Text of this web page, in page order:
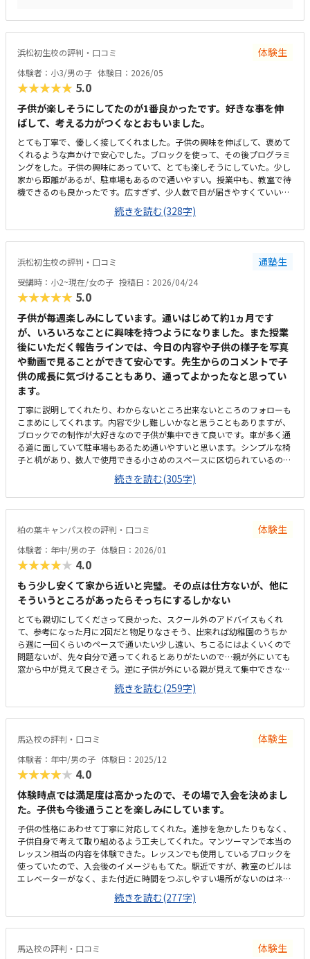
れば自由に組み立てて遊べたり何より先生が肯定的な言葉掛けをしていた
ので好印象でした。
浜松初生校の評判・口コミ 体験生
体験者：小3/男の子 体験日：2026/05
★★★★★ 5.0
子供が楽しそうにしてたのが1番良かったです。好きな事を伸
ばして、考える力がつくなとおもいました。
とても丁寧で、優しく接してくれました。子供の興味を伸ばして、褒めて
くれるような声かけで安心でした。ブロックを使って、その後プログラミ
ングをした。子供の興味にあっていて、とても楽しそうにしていた。少し
家から距離があるが、駐車場もあるので通いやすい。授業中も、教室で待
機できるのも良かったです。広すぎず、少人数で目が届きやすくていいと
思う。子供同士もお互いの作ったものなど見たり、お互い話したりできそ
う。初期費用が少ないので助かります。入会時にブロックなど購入が必要
になると高額だと思うので、よかったです。子供の発想力、興味などに合
わせて伸ばしていってもらえそうでよかった。レゴを、自分で考えて作る
ことが好きなので、今回ブロック作りがとても楽しかったようです。
続きを読む(328字)
浜松初生校の評判・口コミ 通塾生
受講時：小2~現在/女の子 投稿日：2026/04/24
★★★★★ 5.0
子供が毎週楽しみにしています。通いはじめて約1ヵ月です
が、いろいろなことに興味を持つようになりました。また授業
後にいただく報告ラインでは、今日の内容や子供の様子を写真
や動画で見ることができて安心です。先生からのコメントで子
供の成長に気づけることもあり、通ってよかったなと思ってい
ます。
丁寧に説明してくれたり、わからないところ出来ないところのフォローも
こまめにしてくれます。内容で少し難しいかなと思うこともありますが、
ブロックでの制作が大好きなので子供が集中できて良いです。車が多く通
る道に面していて駐車場もあるため通いやすいと思います。シンプルな椅
子と机があり、数人で使用できる小さめのスペースに区切られているの
で、子供が集中して授業が受けられて良いです。毎月の授業料は想像して
いた金額と同じくらいでした。入会金など他の費用については開始のタイ
ミングがよく、無料だったのでとてもありがたいです。最初は座って勉強
しますが、その後習ったことをすぐブロックで形にできるので授業がとて
続きを読む(305字)
柏の葉キャンパス校の評判・口コミ 体験生
体験者：年中/男の子 体験日：2026/01
★★★★★ 4.0
もう少し安くて家から近いと完璧。その点は仕方ないが、他に
そういうところがあったらそっちにするしかない
とても親切にしてくださって良かった、スクール外のアドバイスもくれ
て、参考になった月に2回だと物足りなさそう、出来れば幼稚園のうちか
ら週に一回くらいのペースで通いたい少し遠い、ちこるにはよくいくので
問題ないが、先々自分で通ってくれるとありがたいので…親が外にいても
窓から中が見えて良さそう。逆に子供が外にいる親が見えて集中できない
こともなさそう少し高め。出来れば年に一度の更新費用はなくていいの
と、月々の総額も10,000円くらいがいいなぁ先生が親身になってくださ
ってよかった。それが1番だと思う。熱心に対応してくれそう
続きを読む(259字)
馬込校の評判・口コミ 体験生
体験者：年中/男の子 体験日：2025/12
★★★★★ 4.0
体験時点では満足度は高かったので、その場で入会を決めまし
た。子供も今後通うことを楽しみにしています。
子供の性格にあわせて丁寧に対応してくれた。進捗を急かしたりもなく、
子供自身で考えて取り組めるよう工夫してくれた。マンツーマンで本当の
レッスン相当の内容を体験できた。レッスンでも使用しているブロックを
使っていたので、入会後のイメージももてた。駅近ですが、教室のビルは
エレベーターがなく、また付近に時間をつぶしやすい場所がないのはネッ
クかもしれないです。清潔で広々としているところはよいです。ただ、ビ
ル自体は古いです。トイレも子供用はなく、大人用のトイレを使うことに
なります。キンダリークラスは、隔週実施で約1万円/月(教材費など込)な
ので少し高い印象です。
続きを読む(277字)
馬込校の評判・口コミ 体験生